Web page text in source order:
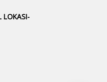
LOKASI-